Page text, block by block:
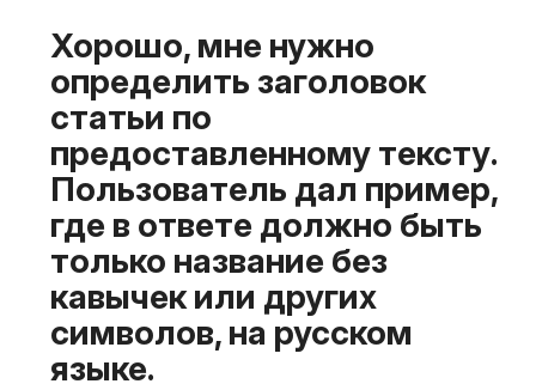
Хорошо, мне нужно
определить заголовок
статьи по
предоставленному тексту.
Пользователь дал пример,
где в ответе должно быть
только название без
кавычек или других
символов, на русском
языке.